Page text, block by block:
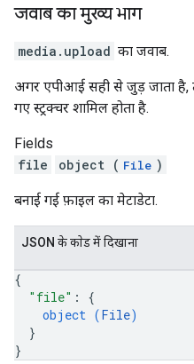
जवाब का मुख्य भाग
media.upload का जवाब.
अगर एपीआई सही से जुड़ जाता है,
गए स्ट्रक्चर शामिल होता है.
Fields
file
object ( File )
बनाई गई फ़ाइल का मेटाडेटा.
JSON के काेड में दिखाना
{
"file" : {
object (File)
}
}